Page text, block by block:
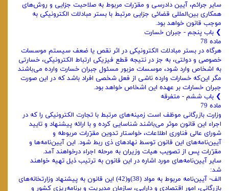
سایر جرائم، آیین دادرسی و مقرّرات مربوط به صلاحیت جزایی و روش‌های
همکاری بین‌المللی قضائی جزایی مرتبط با بستر مبادلات الکترونیکی به
موجب قانون خواهد بود.
❯ ‌باب پنجم - جبران خسارت
ماده 78
هرگاه در بستر مبادلات الکترونیکی در اثر نقص یا ضعف سیستم موسسات
خصوصی و دولتی، به جز در نتیجه قطع فیزیکی ارتباط الکترونیکی، خسارتی
به اشخاص وارد شود، موسسات مزبور مسئول جبران خسارت وارده می‌باشند
مگر این‌که خسارات وارده ناشی از فعل شخصی افراد باشد که در این صورت
جبران خسارات بر عهده این اشخاص خواهد بود.
❯ باب ششم - متفرقه
ماده 79
وزارت بازرگانی موظف است زمینه‌های مرتبط با تجارت الکترونیکی را که در
اجراء این قانون موثر می‌باشند شناسایی کرده و با ارائه پیشنهاد و تایید
شورای عالی فناوری اطلاعات، خواستار تدوین مقرّرات مربوطه و
آیین‌نامه‌های این قانون توسط نهادهای ذی ربط شود. این آیین‌نامه‌ها و
مقرّرات پس از تصویب هیات وزیران به مرحله اجراء درخواهند آمد.
سایر آیین‌نامه‌های مورد اشاره در این قانون به ترتیب ذیل تهیه خواهند
شد:
الف‌- آیین‌نامه مربوط به مواد (38)و(42) این قانون به پیشنهاد وزارتخانه‌های
بازرگانی، امور اقتصادی و دارایی، سازمان مدیریت و برنامه‌ریزی کشور و